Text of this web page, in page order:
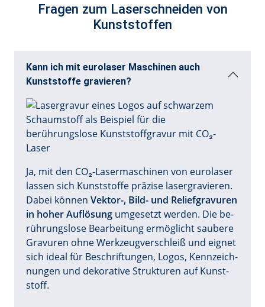
Fragen zum Laserschneiden von
Kunststoffen
Kann ich mit eurolaser Maschinen auch
Kunststoffe gravieren?
Ja, mit den CO₂-La­ser­ma­schi­nen von eu­ro­la­ser
las­sen sich Kunst­stof­fe prä­zi­se la­ser­gra­vie­ren.
Da­bei kön­nen Vek­tor-, Bild- und Re­li­ef­gra­vu­ren
in ho­her Auf­lö­sung um­ge­setzt wer­den. Die be­
rüh­rungs­lo­se Be­ar­bei­tung er­mög­licht sau­be­re
Gra­vu­ren oh­ne Werk­zeug­ver­schleiß und eig­net
sich i­de­al für Be­schrif­tun­gen, Lo­gos, Kenn­zeich­
nun­gen und de­ko­ra­ti­ve Struk­tu­ren auf Kunst­
stoff.